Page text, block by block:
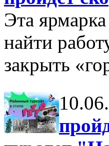
Эта
найти
закрыть